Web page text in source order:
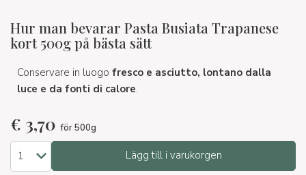
Hur man bevarar Pasta Busiata Trapanese
kort 500g på bästa sätt
Conservare in luogo fresco e asciutto, lontano dalla
luce e da fonti di calore.
€ 3,70 för 500g
Lägg till i varukorgen